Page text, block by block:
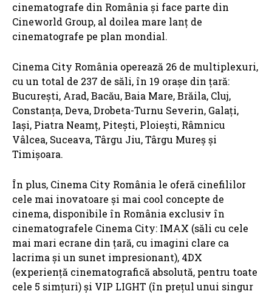
cinematografe din România și face parte din
Cineworld Group, al doilea mare lanţ de
cinematografe pe plan mondial.
Cinema City România operează 26 de multiplexuri,
cu un total de 237 de săli, în 19 oraşe din ţară:
Bucureşti, Arad, Bacău, Baia Mare, Brăila, Cluj,
Constanţa, Deva, Drobeta-Turnu Severin, Galaţi,
Iaşi, Piatra Neamţ, Piteşti, Ploieşti, Râmnicu
Vâlcea, Suceava, Târgu Jiu, Târgu Mureş şi
Timişoara.
În plus, Cinema City România le oferă cinefililor
cele mai inovatoare și mai cool concepte de
cinema, disponibile în România exclusiv în
cinematografele Cinema City: IMAX (săli cu cele
mai mari ecrane din țară, cu imagini clare ca
lacrima și un sunet impresionant), 4DX
(experiență cinematografică absolută, pentru toate
cele 5 simțuri) și VIP LIGHT (în prețul unui singur